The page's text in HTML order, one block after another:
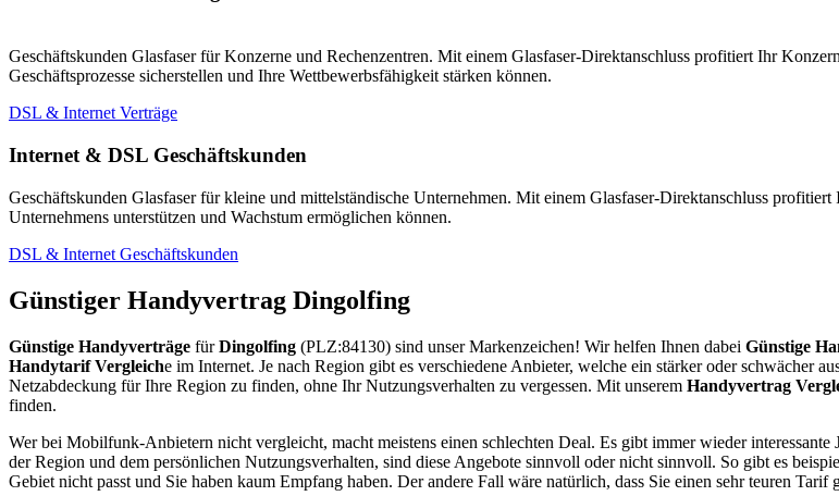
Geschäftskunden Glasfaser für Konzerne und Rechenzentren. Mit einem Glasfaser-Direktanschluss profitiert Ihr
Geschäftsprozesse sicherstellen und Ihre Wettbewerbsfähigkeit stärken können.
DSL & Internet Verträge
Internet & DSL Geschäftskunden
Geschäftskunden Glasfaser für kleine und mittelständische Unternehmen. Mit einem Glasfaser-Direktanschluss
Unternehmens unterstützen und Wachstum ermöglichen können.
DSL & Internet Geschäftskunden
Günstiger Handyvertrag Dingolfing
Günstige Handyverträge fürDingolfing (PLZ:84130) sind unser Markenzeichen! Wir helfen Ihnen dabei Günstige
Handytarif Vergleiche im Internet. Je nach Region gibt es verschiedene Anbieter, welche ein stärker oder schwächer
Netzabdeckung für Ihre Region zu finden, ohne Ihr Nutzungsverhalten zu vergessen. Mit unserem Handyvertrag
finden.
Wer bei Mobilfunk-Anbietern nicht vergleicht, macht meistens einen schlechten Deal. Es gibt immer wieder
der Region und dem persönlichen Nutzungsverhalten, sind diese Angebote sinnvoll oder nicht sinnvoll. So gibt es
Gebiet nicht passt und Sie haben kaum Empfang haben. Der andere Fall wäre natürlich, dass Sie einen sehr teuren